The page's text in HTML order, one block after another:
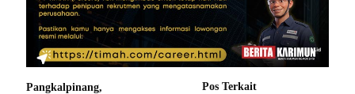
Pangkalpinang,
Pos Terkait